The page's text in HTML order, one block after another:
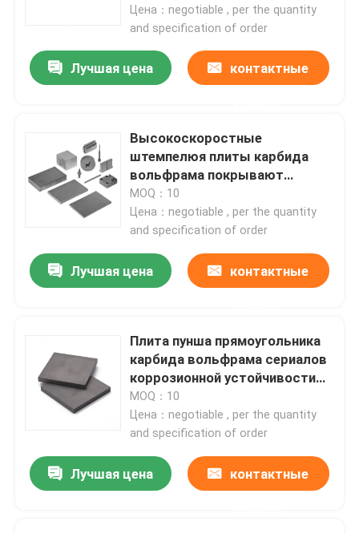
обработке
Цена：negotiable , per the quantity
and specification of order
Лучшая цена контактные
Высокоскоростные
штемпелюя плиты карбида
вольфрама покрывают
ISO9001
MOQ：10
Цена：negotiable , per the quantity
and specification of order
Лучшая цена контактные
Плита пунша прямоугольника
карбида вольфрама сериалов
коррозионной устойчивости
PNF материальная
MOQ：10
Цена：negotiable , per the quantity
and specification of order
Лучшая цена контактные